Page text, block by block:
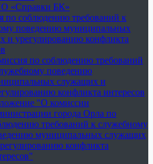
«Справки БК»
по соблюдению требований к
поведению муниципальных
и урегулированию конфликта
по соблюдению требований
поведению
служащих и
конфликта интересов
"О комиссии
города Орла по
требований к служебному
муниципальных служащих
конфликта